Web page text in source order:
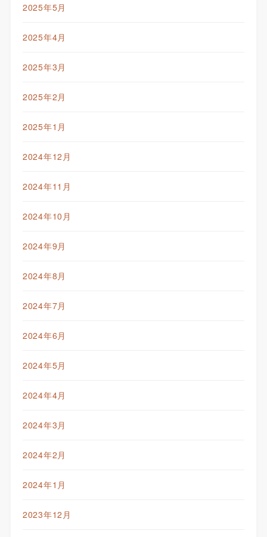
2025年5月
2025年4月
2025年3月
2025年2月
2025年1月
2024年12月
2024年11月
2024年10月
2024年9月
2024年8月
2024年7月
2024年6月
2024年5月
2024年4月
2024年3月
2024年2月
2024年1月
2023年12月